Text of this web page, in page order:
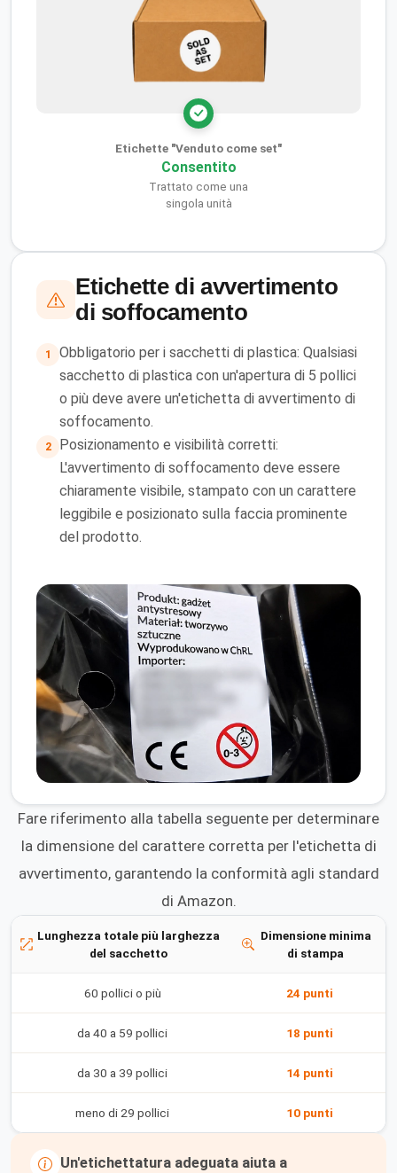
Etichette "Venduto come set"
Consentito
Trattato come una
singola unità
Etichette di avvertimento
di soffocamento
1
Obbligatorio per i sacchetti di plastica: Qualsiasi
sacchetto di plastica con un'apertura di 5 pollici
o più deve avere un'etichetta di avvertimento di
soffocamento.
2
Posizionamento e visibilità corretti:
L'avvertimento di soffocamento deve essere
chiaramente visibile, stampato con un carattere
leggibile e posizionato sulla faccia prominente
del prodotto.
Fare riferimento alla tabella seguente per determinare
la dimensione del carattere corretta per l'etichetta di
avvertimento, garantendo la conformità agli standard
di Amazon.
Lunghezza totale più larghezza
del sacchetto
Dimensione minima
di stampa
60 pollici o più 24 punti
da 40 a 59 pollici 18 punti
da 30 a 39 pollici 14 punti
meno di 29 pollici 10 punti
Un'etichettatura adeguata aiuta a